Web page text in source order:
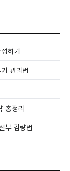
하기
관리법
총정리
부 감량법